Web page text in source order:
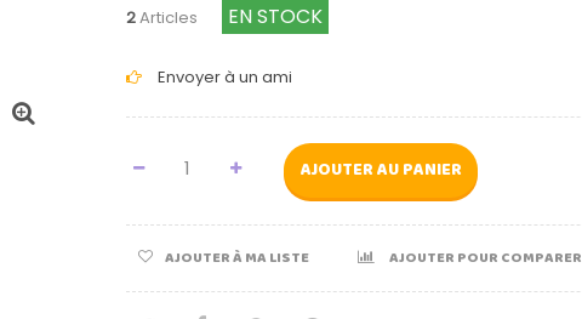
2Articles EN STOCK
Envoyer à un ami
AJOUTER AU PANIER
AJOUTER À MA LISTE AJOUTER POUR COMPARER